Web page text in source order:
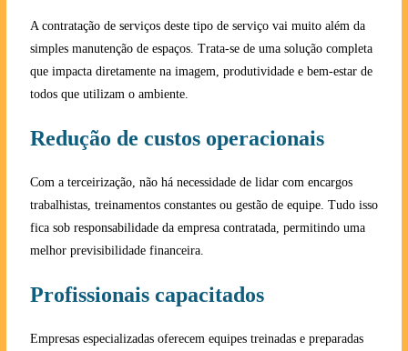
A contratação de serviços deste tipo de serviço vai muito além da
simples manutenção de espaços. Trata-se de uma solução completa
que impacta diretamente na imagem, produtividade e bem-estar de
todos que utilizam o ambiente.
Redução de custos operacionais
Com a terceirização, não há necessidade de lidar com encargos
trabalhistas, treinamentos constantes ou gestão de equipe. Tudo isso
fica sob responsabilidade da empresa contratada, permitindo uma
melhor previsibilidade financeira.
Profissionais capacitados
Empresas especializadas oferecem equipes treinadas e preparadas